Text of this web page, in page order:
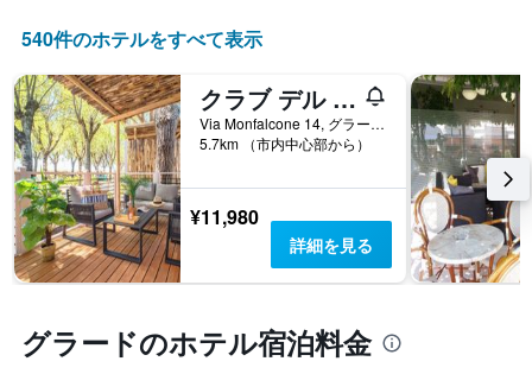
ー
表
し
て
い
ま
す。
表
の
Y
軸
本
は、
の
で
す
表
の
X
軸
1
本
は、
ホ
テ
ン
に
変
化
す
る
か
を
表
し
て
い
ま
表
の
540件のホテルをすべて表示
クラブ デル ソーレ テヌータ プリメーロ グラード ファミリー コレクション
Via Monfalcone 14, グラード, ゴリツィア県, イタリア
5.7km （市内中心部から）
¥11,980
詳細を見る
グラードのホテル宿泊料金